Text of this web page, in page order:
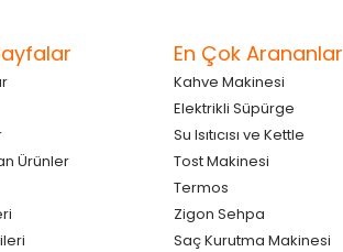
Ürünler
En Çok Arananlar
Kahve Makinesi
Elektrikli Süpürge
Su Isıtıcısı ve Kettle
Tost Makinesi
Termos
Zigon Sehpa
Saç Kurutma Makinesi